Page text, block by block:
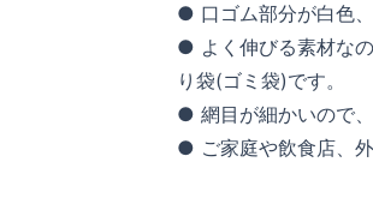
● 口ゴム部分が白色
● よく伸びる素材な
り袋(ゴミ袋)です。
● 網目が細かいので
● ご家庭や飲食店、